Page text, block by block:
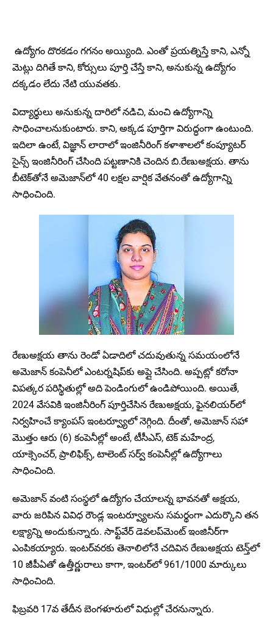
ఉద్యోగం దొరకడం గగనం అయ్యింది. ఎంతో ప్రయత్నిస్తే కాని, ఎన్నో
మెట్లు దిగితే కాని, కోర్సులు పూర్తి చేస్తే కాని, అనుకున్న ఉద్యోగం
దక్కడం లేదు నేటి యువతకు.
విద్యార్థులు అనుకున్న దారిలో నడిచి, మంచి ఉద్యోగాన్ని
సాధించాలనుకుంటారు. కాని, అక్కడ పూర్తిగా విరుద్ధంగా ఉంటుంది.
ఇదిలా ఉంటే, విజ్ఞాన్‌ లారాలో ఇంజినీరింగ్ కళాశాలలో కంప్యూటర్
సైన్స్ ఇంజినీరింగ్ చేసింది పట్టణానికి చెందిన బి.రేణుఅక్షయ. తాను
బీటెక్‌తోనే అమెజాన్‌లో 40 లక్షల వార్షిక వేతనంతో ఉద్యోగాన్ని
సాధించింది.
రేణుఅక్షయ తాను రెండో ఏడాదిలో చదువుతున్న సమయంలోనే
అమెజాన్ కంపెనీలో ఎంటర్నషిప్‌కు అప్లై చేసింది. అప్పట్లో కరోనా
విపత్కర పరిస్థితుల్లో అది పెండింగులో ఉండిపోయింది. అయితే,
2024 వేసవికి ఇంజినీరింగ్‌ పూర్తిచేసిన రేణుఅక్షయ, ఫైనలియర్‌లో
నిర్వహించే క్యాంపస్ ఇంటర్వ్యూలో నెగ్గింది. దీంతో, అమెజాన్ సహా
మొత్తం ఆరు (6) కంపెనీల్లో అంటే, టీసీఎస్‌, టెక్‌ మహేంద్ర,
యాక్సెంచర్‌, ప్రాలిఫిక్స్‌, టాలెంట్‌ సర్వ్‌ కంపెనీల్లో ఉద్యోగాలు
సాధించింది.
అమెజాన్‌ వంటి సంస్థలో ఉద్యోగం చేయాలన్న భావనతో అక్షయ,
వారు జరిపిన వివిధ రౌండ్ల ఇంటర్వ్యూలను సమర్థంగా ఎదుర్కొని తన
లక్ష్యాన్ని అందుకున్నారు. సాఫ్ట్‌వేర్‌ డెవలప్‌మెంట్‌ ఇంజినీర్‌గా
ఎంపికయ్యారు. ఇంటర్‌వరకు తెనాలిలోనే చదివిన రేణుఅక్షయ టెన్త్‌లో
10 జీపీఏతో ఉత్తీర్ణురాలు కాగా, ఇంటర్‌లో 961/1000 మార్కులు
సాధించింది.
ఫిబ్రవరి 17వ తేదీన బెంగళూరులో విధుల్లో చేరనున్నారు.